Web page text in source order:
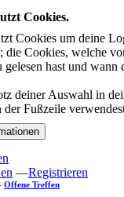
Cookies.
Cookies um deine
die Cookies, welche
hast und wann
deiner Auswahl in
Fußzeile
—Registrieren
Offene Treffen